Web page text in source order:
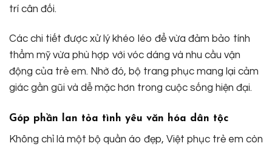
trí cân đối.
Các chi tiết được xử lý khéo léo để vừa đảm bảo tính
thẩm mỹ vừa phù hợp với vóc dáng và nhu cầu vận
động của trẻ em. Nhờ đó, bộ trang phục mang lại cảm
giác gần gũi và dễ mặc hơn trong cuộc sống hiện đại.
Góp phần lan tỏa tình yêu văn hóa dân tộc
Không chỉ là một bộ quần áo đẹp, Việt phục trẻ em còn